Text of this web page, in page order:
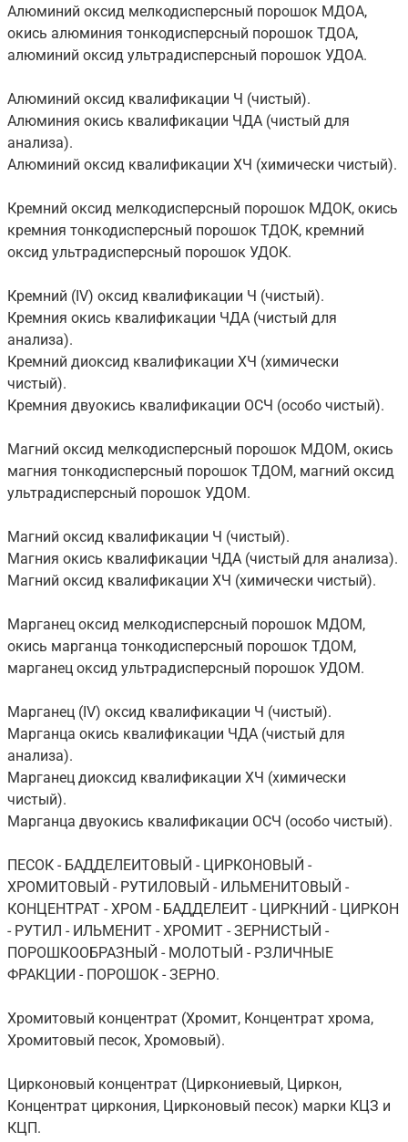
Алюминий оксид мелкодисперсный порошок МДОА,
окись алюминия тонкодисперсный порошок ТДОА,
алюминий оксид ультрадисперсный порошок УДОА.
Алюминий оксид квалификации Ч (чистый).
Алюминия окись квалификации ЧДА (чистый для
анализа).
Алюминий оксид квалификации ХЧ (химически чистый).
Кремний оксид мелкодисперсный порошок МДОК, окись
кремния тонкодисперсный порошок ТДОК, кремний
оксид ультрадисперсный порошок УДОК.
Кремний (IV) оксид квалификации Ч (чистый).
Кремния окись квалификации ЧДА (чистый для
анализа).
Кремний диоксид квалификации ХЧ (химически
чистый).
Кремния двуокись квалификации ОСЧ (особо чистый).
Магний оксид мелкодисперсный порошок МДОМ, окись
магния тонкодисперсный порошок ТДОМ, магний оксид
ультрадисперсный порошок УДОМ.
Магний оксид квалификации Ч (чистый).
Магния окись квалификации ЧДА (чистый для анализа).
Магний оксид квалификации ХЧ (химически чистый).
Марганец оксид мелкодисперсный порошок МДОМ,
окись марганца тонкодисперсный порошок ТДОМ,
марганец оксид ультрадисперсный порошок УДОМ.
Марганец (IV) оксид квалификации Ч (чистый).
Марганца окись квалификации ЧДА (чистый для
анализа).
Марганец диоксид квалификации ХЧ (химически
чистый).
Марганца двуокись квалификации ОСЧ (особо чистый).
ПЕСОК - БАДДЕЛЕИТОВЫЙ - ЦИРКОНОВЫЙ -
ХРОМИТОВЫЙ - РУТИЛОВЫЙ - ИЛЬМЕНИТОВЫЙ -
КОНЦЕНТРАТ - ХРОМ - БАДДЕЛЕИТ - ЦИРКНИЙ - ЦИРКОН
- РУТИЛ - ИЛЬМЕНИТ - ХРОМИТ - ЗЕРНИСТЫЙ -
ПОРОШКООБРАЗНЫЙ - МОЛОТЫЙ - РЗЛИЧНЫЕ
ФРАКЦИИ - ПОРОШОК - ЗЕРНО.
Хромитовый концентрат (Хромит, Концентрат хрома,
Хромитовый песок, Хромовый).
Цирконовый концентрат (Циркониевый, Циркон,
Концентрат циркония, Цирконовый песок) марки КЦЗ и
КЦП.